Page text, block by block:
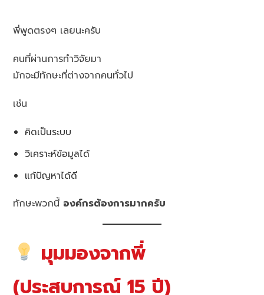
พี่พูดตรงๆ เลยนะครับ
คนที่ผ่านการทำวิจัยมา
มักจะมีทักษะที่ต่างจากคนทั่วไป
เช่น
คิดเป็นระบบ
วิเคราะห์ข้อมูลได้
แก้ปัญหาได้ดี
ทักษะพวกนี้ องค์กรต้องการมากครับ
มุมมองจากพี่
(ประสบการณ์ 15 ปี)